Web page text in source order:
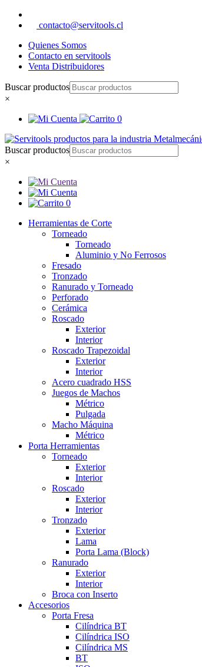
contacto@servitools.cl
Quienes Somos
Contacto en servitools
Venta Distribuidores
Buscar productos
×
0
Buscar productos
×
0
Herramientas de Corte
Torneado
Torneado
Aluminio y No Ferrosos
Fresado
Tronzado
Ranurado y Torneado
Perforado
Cerámica
Roscado
Exterior
Interior
Roscado Trapezoidal
Exterior
Interior
Acero cuadrado HSS
Juegos de Machos
Métrico
Pulgada
Macho Máquina
Métrico
Porta Herramientas
Torneado
Exterior
Interior
Roscado
Exterior
Interior
Tronzado
Exterior
Lama
Porta Lama (Block)
Ranurado
Exterior
Interior
Broca con Inserto
Accesorios
Porta Fresa
Cilíndrica BT
Cilíndrica ISO
Cilíndrica MS
BT